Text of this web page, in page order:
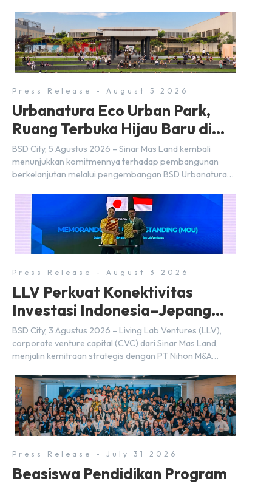
Press Release - August 5 2026
Urbanatura Eco Urban Park,
Ruang Terbuka Hijau Baru di
BSD City
BSD City, 5 Agustus 2026 – Sinar Mas Land kembali
menunjukkan komitmennya terhadap pembangunan
berkelanjutan melalui pengembangan BSD Urbanatura
dengan jalur sungai sepanjang 1,5 km yang dikelilingi
lanskap tropis rimbun di BSD City yang sebelumnya
dikenal sebagai Green Pathway. Transformasi ini
merupakan bagian dari upaya perusahaan untuk […]
Press Release - August 3 2026
LLV Perkuat Konektivitas
Investasi Indonesia–Jepang
(FDI) pada 2025
BSD City, 3 Agustus 2026 – Living Lab Ventures (LLV),
corporate venture capital (CVC) dari Sinar Mas Land,
menjalin kemitraan strategis dengan PT Nihon M&A
Holdings Inc. Kemitraan tersebut ditandai dengan
penandatanganan Memorandum of Understanding
(MoU) oleh Bayu Seto (Partner at Living Lab Ventures)
dan Kosuke Kawata […]
Press Release - July 31 2026
Beasiswa Pendidikan Program